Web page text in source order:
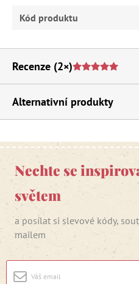
Kód produktu
Recenze (2×)
Alternativní produkty
Nechte se
světem
a posílat si slevové kódy,
mailem